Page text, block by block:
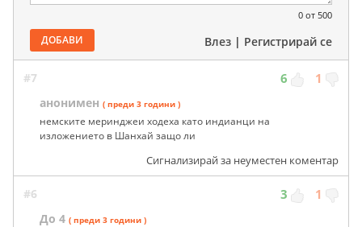
0 от 500
ДОБАВИ Влез | Регистрирай се
#7 6 1
анонимен ( преди 3 години )
немските меринджеи ходеха като индианци на
изложението в Шанхай защо ли
Сигнализирай за неуместен коментар
#6 3 1
До 4 ( преди 3 години )